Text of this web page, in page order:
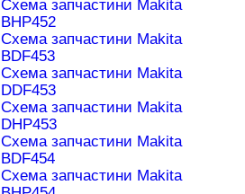
Схема запчастини Makita
BHP452
Схема запчастини Makita
BDF453
Схема запчастини Makita
DDF453
Схема запчастини Makita
DHP453
Схема запчастини Makita
BDF454
Схема запчастини Makita